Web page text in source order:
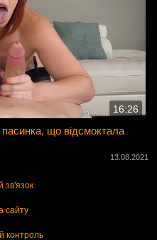
16:26
що відсмоктала
13.08.2021
зв'язок
сайту
контроль